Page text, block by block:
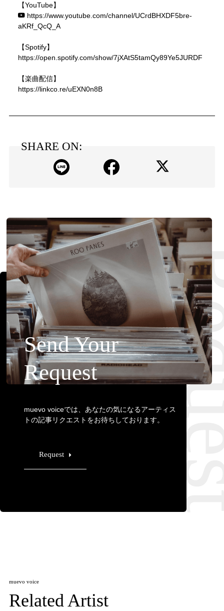
【YouTube】
https://www.youtube.com/channel/UCrdBHXDF5bre-
aKRf_QcQ_A
【Spotify】
https://open.spotify.com/show/7jXAtS5tamQy89Ye5JURDF
【楽曲配信】
https://linkco.re/uEXN0n8B
SHARE ON:
Send Your
Request
muevo voiceでは、あなたの気になるアーティス
トの記事リクエストをお待ちしております。
Request
muevo voice
Related Artist